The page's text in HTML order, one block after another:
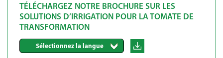
TÉLÉCHARGEZ NOTRE BROCHURE SUR LES
SOLUTIONS D’IRRIGATION POUR LA TOMATE DE
TRANSFORMATION
Sélectionnez la langue